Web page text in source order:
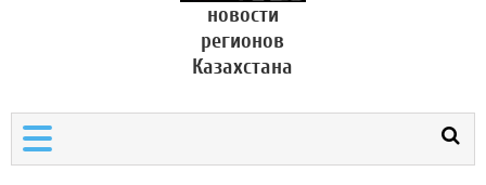
новости
регионов
Казахстана